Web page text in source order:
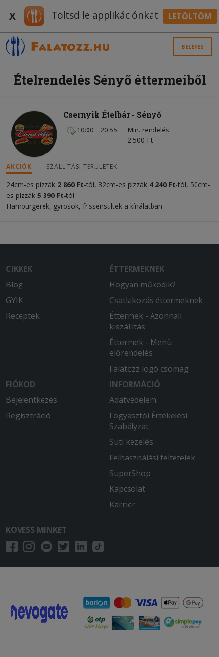
X Töltsd le applikációnkat LETÖLTÖM
BELÉPÉS
Ételrendelés Sényő éttermeiből
Csernyik Ételbár - Sényő
10:00 - 20:55
Min. rendelés
2 500 Ft
AKCIÓK SZÁLLÍTÁSI TERÜLETEK
24cm-es pizzák 2 860 Ft-tól, 32cm-es pizzák 4 240 Ft-tól, 50cm-
es pizzák 5 390 Ft-tól
Hamburgerek, gyrosok, frissensültek a kínálatban
CIKKEK
Blog
GYIK
Receptek
ÉTTERMEKNEK
Hogyan működik?
Csatlakozás éttermeknek
Éttermek - Azonnali
kiszállítás
Éttermek - Menü
előrendelés
Falatozz logó csomag
FIÓKOD
Bejelentkezés
Regisztráció
INFORMÁCIÓ
Adatvédelem
Fogyasztói Értékelési
Szabályzat
Süti kezelés
Felhasználási feltételek
SuperShop
Kapcsolat
Karrier
KÖVESS MINKET